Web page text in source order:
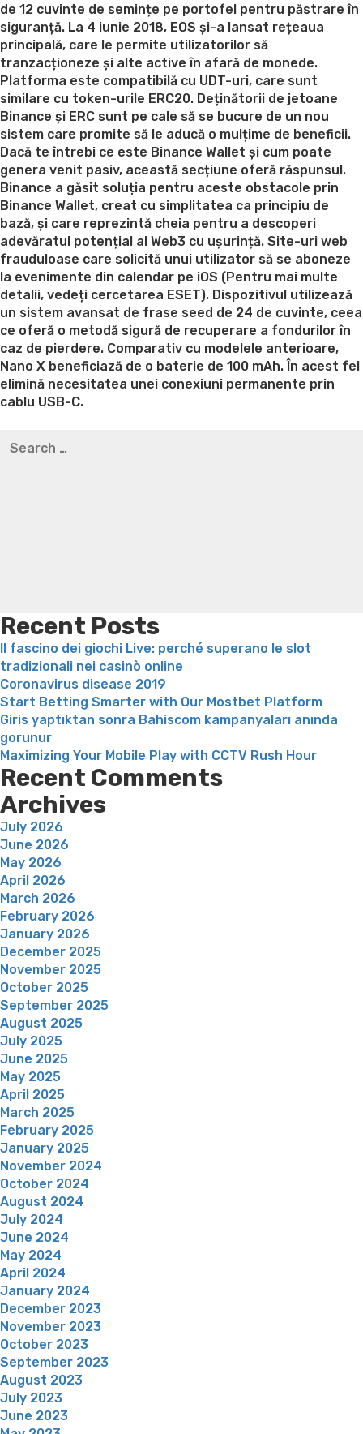
de 12 cuvinte de semințe pe portofel pentru păstrare în
siguranță. La 4 iunie 2018, EOS și-a lansat rețeaua
principală, care le permite utilizatorilor să
tranzacționeze și alte active în afară de monede.
Platforma este compatibilă cu UDT-uri, care sunt
similare cu token-urile ERC20. Deținătorii de jetoane
Binance și ERC sunt pe cale să se bucure de un nou
sistem care promite să le aducă o mulțime de beneficii.
Dacă te întrebi ce este Binance Wallet și cum poate
genera venit pasiv, această secțiune oferă răspunsul.
Binance a găsit soluția pentru aceste obstacole prin
Binance Wallet, creat cu simplitatea ca principiu de
bază, și care reprezintă cheia pentru a descoperi
adevăratul potențial al Web3 cu ușurință. Site-uri web
frauduloase care solicită unui utilizator să se aboneze
la evenimente din calendar pe iOS (Pentru mai multe
detalii, vedeți cercetarea ESET). Dispozitivul utilizează
un sistem avansat de frase seed de 24 de cuvinte, ceea
ce oferă o metodă sigură de recuperare a fondurilor în
caz de pierdere. Comparativ cu modelele anterioare,
Nano X beneficiază de o baterie de 100 mAh. În acest fel
elimină necesitatea unei conexiuni permanente prin
cablu USB-C.
thompson weight loss honey boo boo now
for:
Recent Posts
Il fascino dei giochi Live: perché superano le slot
tradizionali nei casinò online
Coronavirus disease 2019
Start Betting Smarter with Our Mostbet Platform
Giris yaptıktan sonra Bahiscom kampanyaları anında
gorunur
Maximizing Your Mobile Play with CCTV Rush Hour
Recent Comments
Archives
July 2026
June 2026
May 2026
April 2026
March 2026
February 2026
January 2026
December 2025
November 2025
October 2025
September 2025
August 2025
July 2025
June 2025
May 2025
April 2025
March 2025
February 2025
January 2025
November 2024
October 2024
August 2024
July 2024
June 2024
May 2024
April 2024
January 2024
December 2023
November 2023
October 2023
September 2023
August 2023
July 2023
June 2023